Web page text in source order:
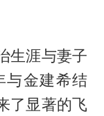
生涯与妻子
与金建希结
了显著的飞